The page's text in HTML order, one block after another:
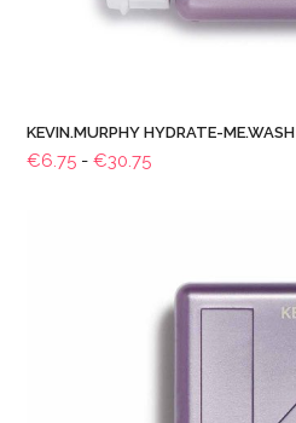
KEVIN.MURPHY HYDRATE-ME.WASH
€6.75 - €30.75Prijsklasse: